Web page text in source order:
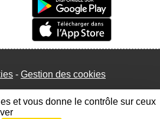
Gestion des cookies
et vous donne le contrôle sur ceux